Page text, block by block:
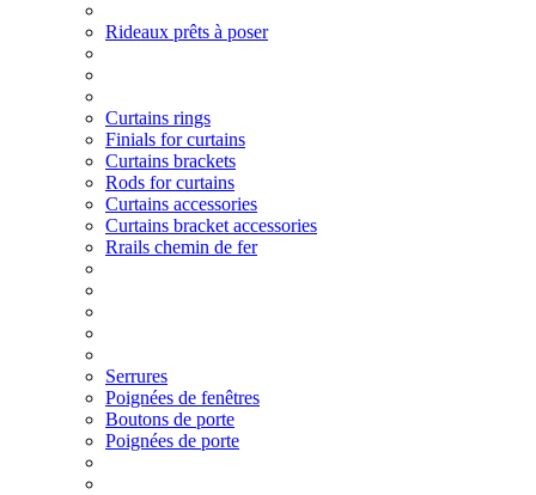
Rideaux prêts à poser
Curtains rings
Finials for curtains
Curtains brackets
Rods for curtains
Curtains accessories
Curtains bracket accessories
Rrails chemin de fer
Serrures
Poignées de fenêtres
Boutons de porte
Poignées de porte